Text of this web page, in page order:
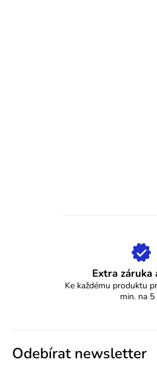
Extra záruka
Ke každému produktu
min. na 5
Odebírat newsletter